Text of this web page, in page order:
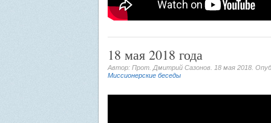
18 мая 2018 года
Автор: Прот. Дмитрий Сазонов. 18 мая 2018 .
Миссионерские беседы